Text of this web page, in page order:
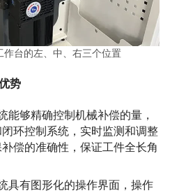
作台的左、中、右三个位置
势
能够精确控制机械补偿的量，
环控制系统，实时监测和调整
偿的准确性，保证工件全长角
具有图形化的操作界面，操作